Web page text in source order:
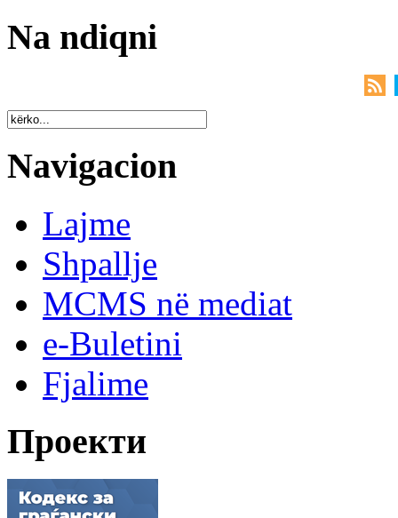
Na ndiqni
Navigacion
Lajme
Shpallje
MCMS në mediat
e-Buletini
Fjalime
Проекти